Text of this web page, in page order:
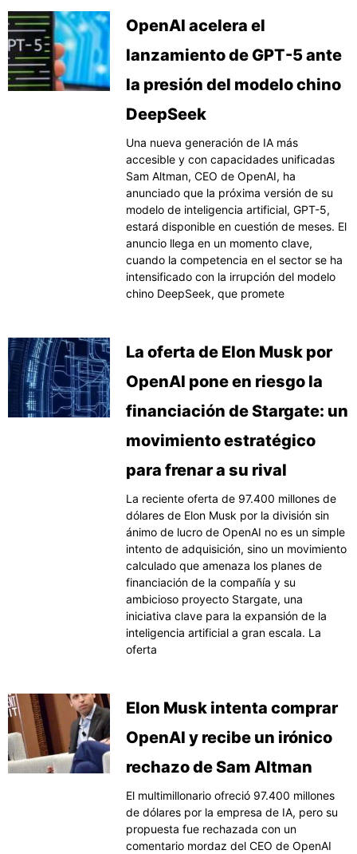
OpenAI acelera el
lanzamiento de GPT-5 ante
la presión del modelo chino
DeepSeek
Una nueva generación de IA más
accesible y con capacidades unificadas
Sam Altman, CEO de OpenAI, ha
anunciado que la próxima versión de su
modelo de inteligencia artificial, GPT-5,
estará disponible en cuestión de meses. El
anuncio llega en un momento clave,
cuando la competencia en el sector se ha
intensificado con la irrupción del modelo
chino DeepSeek, que promete
La oferta de Elon Musk por
OpenAI pone en riesgo la
financiación de Stargate: un
movimiento estratégico
para frenar a su rival
La reciente oferta de 97.400 millones de
dólares de Elon Musk por la división sin
ánimo de lucro de OpenAI no es un simple
intento de adquisición, sino un movimiento
calculado que amenaza los planes de
financiación de la compañía y su
ambicioso proyecto Stargate, una
iniciativa clave para la expansión de la
inteligencia artificial a gran escala. La
oferta
Elon Musk intenta comprar
OpenAI y recibe un irónico
rechazo de Sam Altman
El multimillonario ofreció 97.400 millones
de dólares por la empresa de IA, pero su
propuesta fue rechazada con un
comentario mordaz del CEO de OpenAI